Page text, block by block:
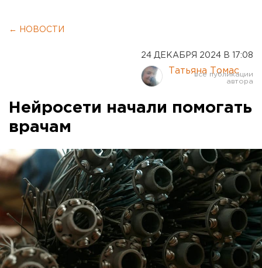
← НОВОСТИ
24 ДЕКАБРЯ 2024 В 17:08
Татьяна Томас
Нейросети начали помогать
врачам